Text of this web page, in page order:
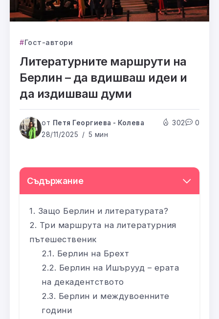
Гост-автори
Литературните маршрути на
Берлин – да вдишваш идеи и
да издишваш думи
от Петя Георгиева - Колева
28/11/2025
5 мин
302 0
Съдържание
Защо Берлин и литературата?
Три маршрута на литературния
пътешественик
Берлин на Брехт
Берлин на Ишърууд – ерата
на декадентството
Берлин и междувоенните
години